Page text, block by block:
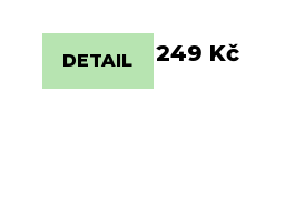
DETAIL 249 Kč